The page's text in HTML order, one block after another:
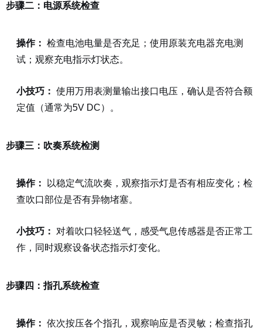
步骤二：电源系统检查
操作： 检查电池电量是否充足；使用原装充电器充电测
试；观察充电指示灯状态。
小技巧： 使用万用表测量输出接口电压，确认是否符合额
定值（通常为5V DC）。
步骤三：吹奏系统检测
操作：
以稳定气流吹奏，观察指示灯是否有相应变化；检
查吹口部位是否有异物堵塞。
小技巧：
对着吹口轻轻送气，感受气息传感器是否正常工
作，同时观察设备状态指示灯变化。
步骤四：指孔系统检查
操作： 依次按压各个指孔，观察响应是否灵敏；检查指孔